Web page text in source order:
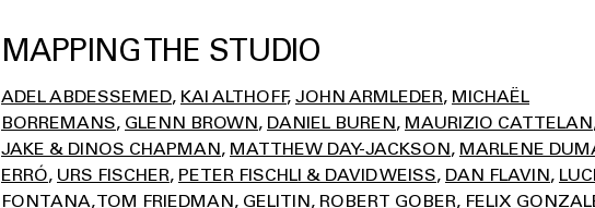
MAPPING THE STUDIO
ADEL ABDESSEMED KAI ALTHOFF JOHN ARMLEDER MICHAËL
BORREMANS GLENN BROWN DANIEL BUREN MAURIZIO CATTELAN
JAKE & DINOS CHAPMAN MATTHEW DAY-JACKSON MARLENE
ERRÓ URS FISCHER PETER FISCHLI & DAVID WEISS DAN FLAVIN
FONTANA TOM FRIEDMAN GELITIN ROBERT GOBER FELIX